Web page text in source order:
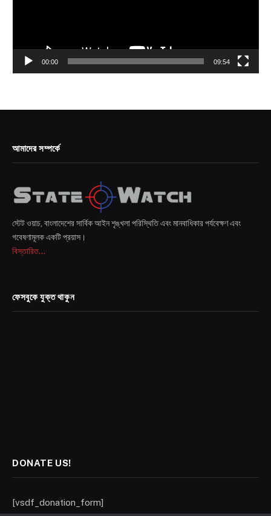
00:00 09:54
আমাদের সম্পর্কে
স্টেট ওয়াচ, বাংলাদেশের সার্বিক আইন শৃঙ্খলা পরিস্থিতি এবং মানবাধিকার পর্যবেক্ষণ এবং
গবেষণামূলক একটি প্রয়াস।
বিস্তারিত...
ফেসবুকে যুক্ত থাকুন
DONATE US!
[vsdf_donation_form]